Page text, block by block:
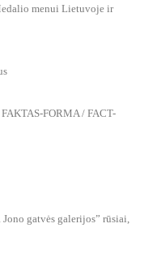
menui Lietuvoje ir
FORMA / FACT-
gatvės galerijos” rūsiai,